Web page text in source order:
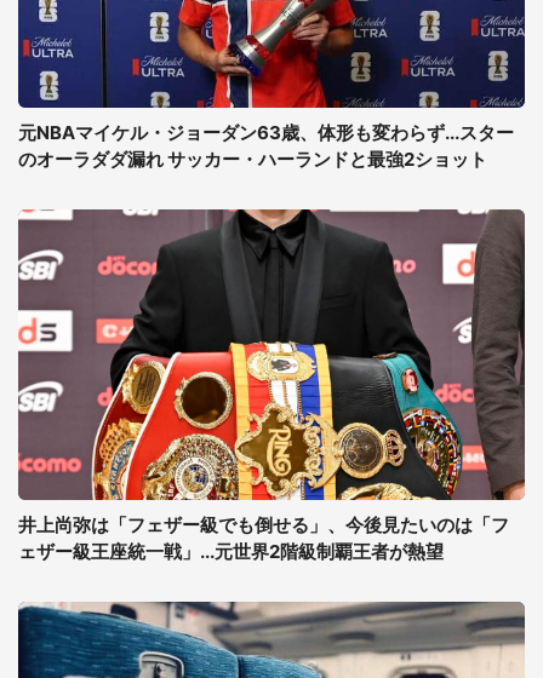
元NBAマイケル・ジョーダン63歳、体形も変わらず...スター
のオーラダダ漏れ サッカー・ハーランドと最強2ショット
井上尚弥は「フェザー級でも倒せる」、今後見たいのは「フ
ェザー級王座統一戦」...元世界2階級制覇王者が熱望